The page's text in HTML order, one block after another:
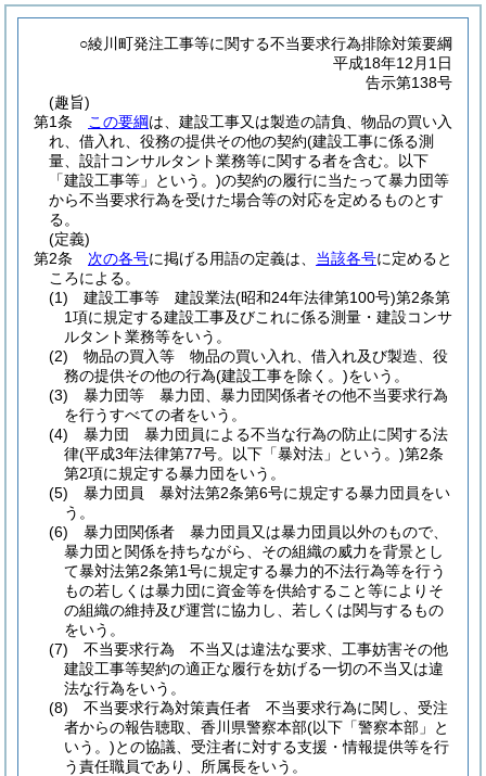
○綾川町発注工事等に関する不当要求行為排除対策要綱
平成18年12月1日
告示第138号
(趣旨)
第1条
この要綱は、建設工事又は製造の請負、物品の買い入
れ、借入れ、役務の提供その他の契約(建設工事に係る測
量、設計コンサルタント業務等に関する者を含む。以下
「建設工事等」という。)の契約の履行に当たって暴力団等
から不当要求行為を受けた場合等の対応を定めるものとす
る。
(定義)
第2条
次の各号に掲げる用語の定義は、 当該各号に定めると
ころによる。
(1)
建設工事等 建設業法(昭和24年法律第100号)第2条第
1項に規定する建設工事及びこれに係る測量・建設コンサ
ルタント業務等をいう。
(2)
物品の買入等 物品の買い入れ、借入れ及び製造、役
務の提供その他の行為(建設工事を除く。)をいう。
(3)
暴力団等 暴力団、暴力団関係者その他不当要求行為
を行うすべての者をいう。
(4)
暴力団 暴力団員による不当な行為の防止に関する法
律(平成3年法律第77号。以下「暴対法」という。)第2条
第2項に規定する暴力団をいう。
(5)
暴力団員 暴対法第2条第6号に規定する暴力団員をい
う。
(6)
暴力団関係者 暴力団員又は暴力団員以外のもので、
暴力団と関係を持ちながら、その組織の威力を背景とし
て暴対法第2条第1号に規定する暴力的不法行為等を行う
もの若しくは暴力団に資金等を供給すること等によりそ
の組織の維持及び運営に協力し、若しくは関与するもの
をいう。
(7)
不当要求行為 不当又は違法な要求、工事妨害その他
建設工事等契約の適正な履行を妨げる一切の不当又は違
法な行為をいう。
(8)
不当要求行為対策責任者 不当要求行為に関し、受注
者からの報告聴取、香川県警察本部(以下「警察本部」と
いう。)との協議、受注者に対する支援・情報提供等を行
う責任職員であり、所属長をいう。